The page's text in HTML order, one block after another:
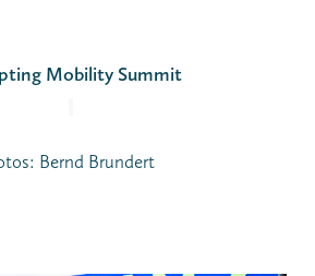
Mobility Summit
Bernd Brundert